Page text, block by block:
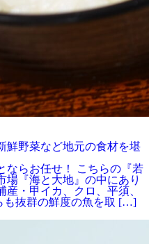
鮮野菜など地元の食材を堪
ならお任せ！ こちらの『若
場『海と大地』の中にあり
・甲イカ、クロ、平須、
も抜群の鮮度の魚を取 […]